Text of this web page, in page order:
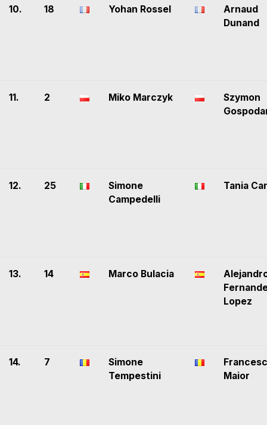
10. 18 Yohan Rossel
Arnaud
Dunand
11. 2 Miko Marczyk
Szymon
12. 25
Simone
Campedelli
Tania
13. 14 Marco Bulacia
Lopez
14. 7
Simone
Tempestini
Maior